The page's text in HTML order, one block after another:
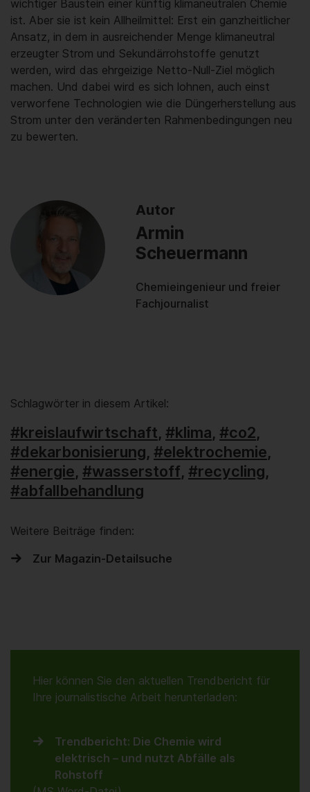
wichtiger Baustein einer künftig klimaneutralen Chemie
ist. Aber sie ist kein Allheilmittel: Erst ein ganzheitlicher
Ansatz, in dem in ausreichender Menge klimaneutral
erzeugter Strom und Sekundärrohstoffe genutzt
werden, wird das ehrgeizige Netto-Null-Ziel möglich
machen. Und dabei wird es sich lohnen, auch einst
verworfene Technologien wie die Düngerherstellung aus
Strom unter den veränderten Rahmenbedingungen neu
zu bewerten.
Autor
Armin
Scheuermann
Chemieingenieur und freier
Fachjournalist
Schlagwörter in diesem Artikel:
#kreislaufwirtschaft, #klima, #co2,
#dekarbonisierung, #elektrochemie,
#energie, #wasserstoff, #recycling,
#abfallbehandlung
Weitere Beiträge finden:
Zur Magazin-Detailsuche
Hier können Sie den aktuellen Trendbericht für
Ihre journalistische Arbeit herunterladen:
Trendbericht: Die Chemie wird
elektrisch – und nutzt Abfälle als
Rohstoff